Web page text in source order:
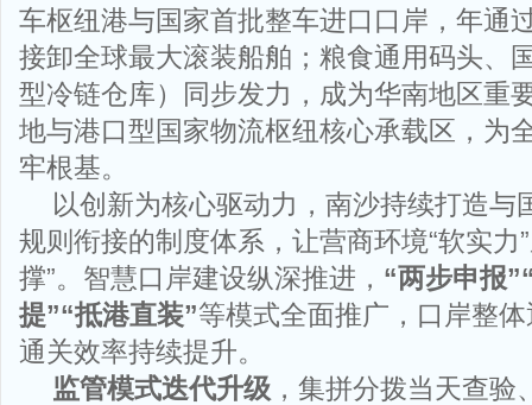
车枢纽港与国家首批整车进口口岸，年通
接卸全球最大滚装船舶；粮食通用码头、
型冷链仓库）同步发力，成为华南地区重
地与港口型国家物流枢纽核心承载区，为
牢根基。
以创新为核心驱动力，南沙持续打造与
规则衔接的制度体系，让营商环境“软实力
撑”。智慧口岸建设纵深推进， “两步申报
提”“抵港直装”等模式全面推广，口岸整
通关效率持续提升。
监管模式迭代升级 ，集拼分拨当天查验